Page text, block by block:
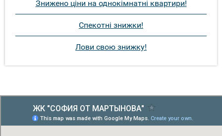
Знижено ціни на однокімнатні квартири!
Спекотні знижки!
Лови свою знижку!